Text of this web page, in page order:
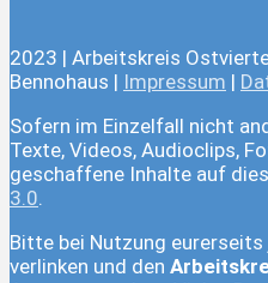
2023 | Arbeitskreis
Bennohaus | Impressum |
Sofern im Einzelfall nicht
Texte, Videos, Audioclips,
geschaffene Inhalte auf
3.0.
Bitte bei Nutzung
verlinken und den